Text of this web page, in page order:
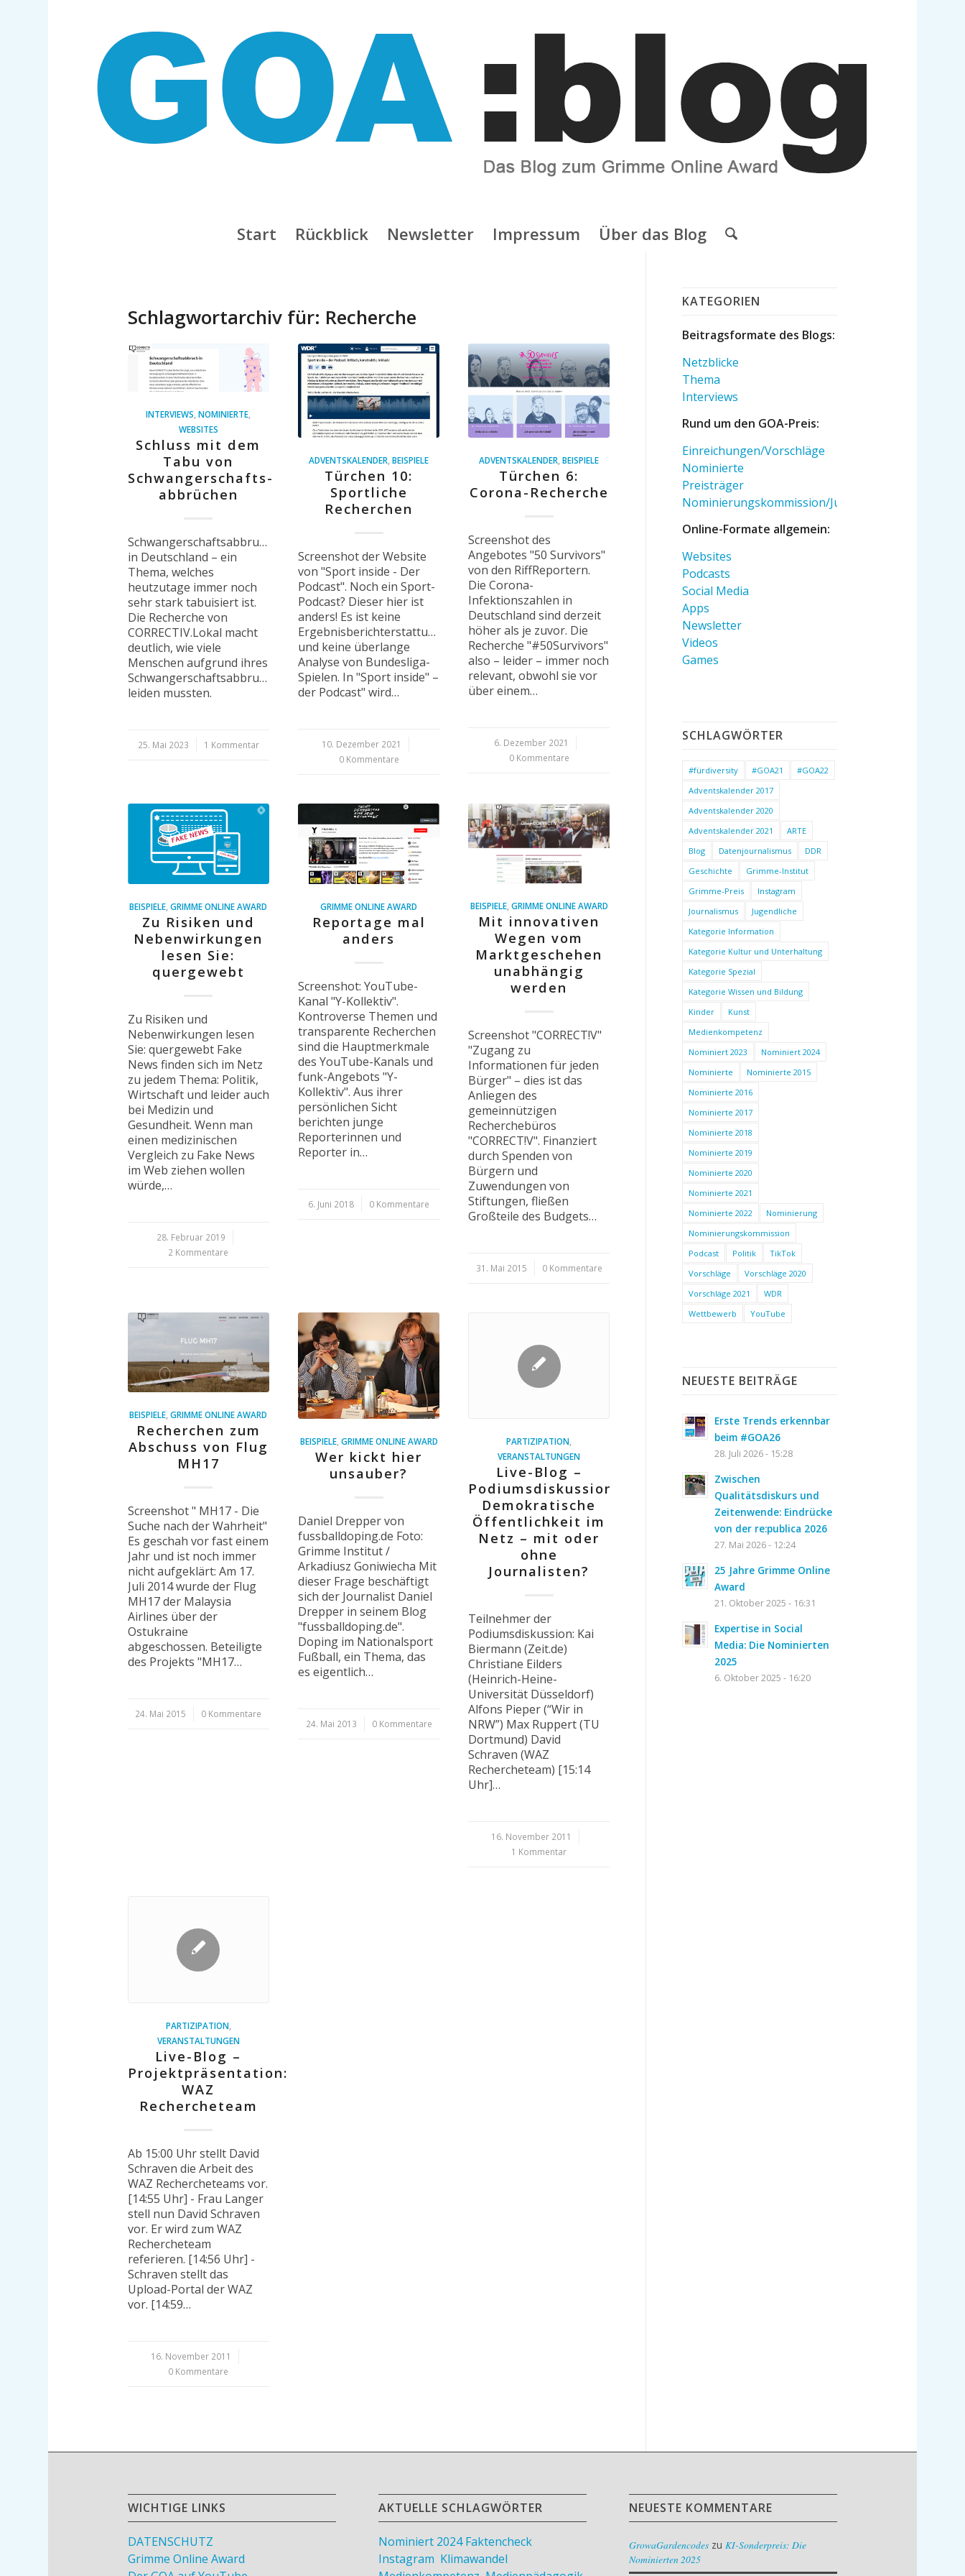
Start Rückblick Newsletter Impressum Über das Blog
Schlagwortarchiv für: Recherche
INTERVIEWS ,NOMINIERTE
WEBSITES
Schluss mit dem
Tabu von
Schwangerschafts­­
abbrüchen
Schwangerschaftsabbruch
in Deutschland – ein
Thema, welches
heutzutage immer noch
sehr stark tabuisiert ist.
Die Recherche von
CORRECTIV.Lokal macht
deutlich, wie viele
Menschen aufgrund ihres
Schwangerschaftsabbruchs
leiden mussten.
25. Mai 2023 1 Kommentar
ADVENTSKALENDER,BEISPIELE
Türchen 10:
Sportliche
Recherchen
Screenshot der Website
von "Sport inside - Der
Podcast". Noch ein Sport-
Podcast? Dieser hier ist
anders! Es ist keine
Ergebnisberichterstattung
und keine überlange
Analyse von Bundesliga-
Spielen. In "Sport inside" –
der Podcast" wird…
10. Dezember 2021
/
0 Kommentare
ADVENTSKALENDER,BEISPIELE
Türchen 6:
Corona-Recherche
Screenshot des
Angebotes "50 Survivors"
von den RiffReportern.
Die Corona-
Infektionszahlen in
Deutschland sind derzeit
höher als je zuvor. Die
Recherche "#50Survivors"
also – leider – immer noch
relevant, obwohl sie vor
über einem…
6. Dezember 2021
/
0 Kommentare
BEISPIELE,GRIMME ONLINE AWARD
Zu Risiken und
Nebenwirkungen
lesen Sie:
quergewebt
Zu Risiken und
Nebenwirkungen lesen
Sie: quergewebt Fake
News finden sich im Netz
zu jedem Thema: Politik,
Wirtschaft und leider auch
bei Medizin und
Gesundheit. Wenn man
einen medizinischen
Vergleich zu Fake News
im Web ziehen wollen
würde,…
28. Februar 2019
/
2 Kommentare
GRIMME ONLINE AWARD
Reportage mal
anders
Screenshot: YouTube-
Kanal "Y-Kollektiv".
Kontroverse Themen und
transparente Recherchen
sind die Hauptmerkmale
des YouTube-Kanals und
funk-Angebots "Y-
Kollektiv". Aus ihrer
persönlichen Sicht
berichten junge
Reporterinnen und
Reporter in…
6. Juni 2018 0 Kommentare
BEISPIELE, GRIMME ONLINE AWARD
Mit innovativen
Wegen vom
Marktgeschehen
unabhängig
werden
Screenshot "CORRECT!V"
"Zugang zu
Informationen für jeden
Bürger" – dies ist das
Anliegen des
gemeinnützigen
Recherchebüros
"CORRECT!V". Finanziert
durch Spenden von
Bürgern und
Zuwendungen von
Stiftungen, fließen
Großteile des Budgets…
31. Mai 2015 0 Kommentare
BEISPIELE ,GRIMME ONLINE AWARD
Recherchen zum
Abschuss von Flug
MH17
Screenshot " MH17 - Die
Suche nach der Wahrheit"
Es geschah vor fast einem
Jahr und ist noch immer
nicht aufgeklärt: Am 17.
Juli 2014 wurde der Flug
MH17 der Malaysia
Airlines über der
Ostukraine
abgeschossen. Beteiligte
des Projekts "MH17…
24. Mai 2015
/ 0 Kommentare
BEISPIELE, GRIMME ONLINE AWARD
Wer kickt hier
unsauber?
Daniel Drepper von
fussballdoping.de Foto:
Grimme Institut /
Arkadiusz Goniwiecha Mit
dieser Frage beschäftigt
sich der Journalist Daniel
Drepper in seinem Blog
"fussballdoping.de".
Doping im Nationalsport
Fußball, ein Thema, das
es eigentlich…
24. Mai 2013 0 Kommentare
PARTIZIPATION,
VERANSTALTUNGEN
Live-Blog –
Podiumsdiskussion:
Demokratische
Öffentlichkeit im
Netz – mit oder
ohne
Journalisten?
Teilnehmer der
Podiumsdiskussion: Kai
Biermann (Zeit.de)
Christiane Eilders
(Heinrich-Heine-
Universität Düsseldorf)
Alfons Pieper (“Wir in
NRW”) Max Ruppert (TU
Dortmund) David
Schraven (WAZ
Rechercheteam) [15:14
Uhr]…
16. November 2011
/
1 Kommentar
PARTIZIPATION,
VERANSTALTUNGEN
Live-Blog –
Projektpräsentation:
WAZ
Rechercheteam
Ab 15:00 Uhr stellt David
Schraven die Arbeit des
WAZ Rechercheteams vor.
[14:55 Uhr] - Frau Langer
stell nun David Schraven
vor. Er wird zum WAZ
Rechercheteam
referieren. [14:56 Uhr] -
Schraven stellt das
Upload-Portal der WAZ
vor. [14:59…
16. November 2011
/
0 Kommentare
KATEGORIEN
Beitragsformate des Blogs:
Netzblicke
Thema
Interviews
Rund um den GOA-Preis:
Einreichungen/Vorschläge
Nominierte
Preisträger
Nominierungskommission/Jury
Online-Formate allgemein:
Websites
Podcasts
Social Media
Apps
Newsletter
Videos
Games
SCHLAGWÖRTER
#fürdiversity #GOA21
#GOA22
Adventskalender 2017
Adventskalender 2020
Adventskalender 2021
ARTE
Blog
Datenjournalismus
DDR
Geschichte
Grimme-Institut
Grimme-Preis
Instagram
Journalismus
Jugendliche
Kategorie Information
Kategorie Kultur und Unterhaltung
Kategorie Spezial
Kategorie Wissen und Bildung
Kinder
Kunst
Medienkompetenz
Nominiert 2023
Nominiert 2024
Nominierte
Nominierte 2015
Nominierte 2016
Nominierte 2017
Nominierte 2018
Nominierte 2019
Nominierte 2020
Nominierte 2021
Nominierte 2022
Nominierung
Nominierungskommission
Podcast
Politik
TikTok
Vorschläge
Vorschläge 2020
Vorschläge 2021
WDR
Wettbewerb
YouTube
NEUESTE BEITRÄGE
Erste Trends erkennbar
beim #GOA26
28. Juli 2026 - 15:28
Zwischen
Qualitätsdiskurs und
Zeitenwende: Eindrücke
von der re:publica 2026
27. Mai 2026 - 12:24
25 Jahre Grimme Online
Award
21. Oktober 2025 - 16:31
Expertise in Social
Media: Die Nominierten
2025
6. Oktober 2025 - 16:20
WICHTIGE LINKS
DATENSCHUTZ
Grimme Online Award
AKTUELLE SCHLAGWÖRTER
Nominiert 2024 Faktencheck,
Instagram Klimawandel
NEUESTE KOMMENTARE
GrowaGardencodes zuKI-Sonderpreis: Die
Nominierten 2025